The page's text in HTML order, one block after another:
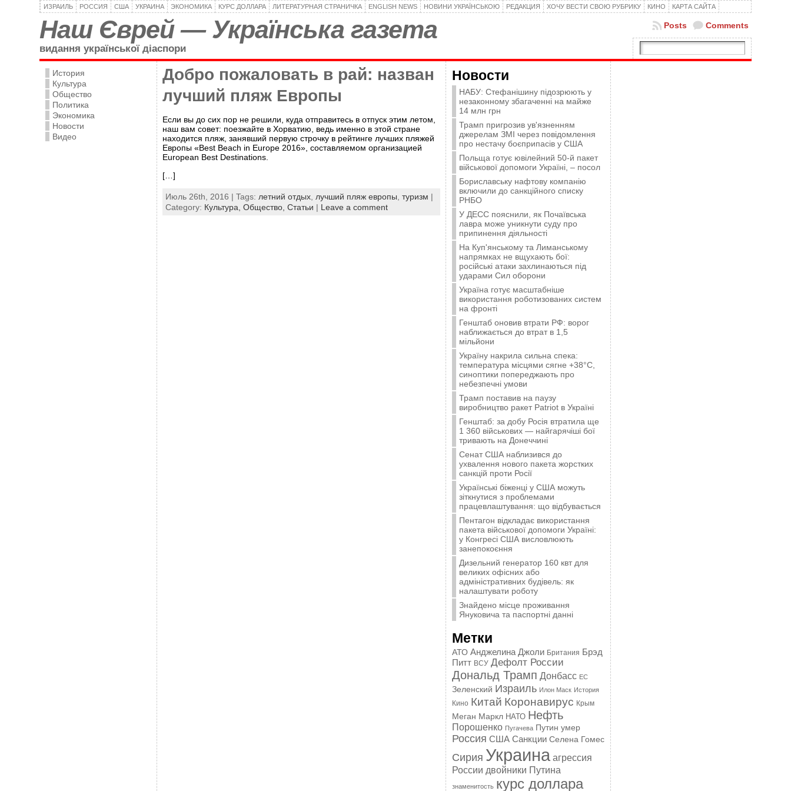
ИЗРАИЛЬ РОССИЯ США УКРАИНА ЭКОНОМИКА КУРС ДОЛЛАРА ЛИТЕРАТУРНАЯ СТРАНИЧКА ENGLISH NEWS НОВИНИ УКРАЇНСЬКОЮ РЕДАКЦИЯ ХОЧУ ВЕСТИ СВОЮ РУБРИКУ КИНО КАРТА САЙТА
Наш Єврей — Українська газета
видання української діаспори
Comments
Posts
История
Культура
Общество
Политика
Экономика
Новости
Видео
Добро пожаловать в рай: назван
лучший пляж Европы
Если вы до сих пор не решили, куда отправитесь в отпуск этим летом,
наш вам совет: поезжайте в Хорватию, ведь именно в этой стране
находится пляж, занявший первую строчку в рейтинге лучших пляжей
Европы «Best Beach in Europe 2016», составляемом организацией
European Best Destinations.
[…]
Июль 26th, 2016 | Tags: летний отдых лучший пляж европы туризм |
Category: Культура, Общество, Статьи | Leave a comment
Новости
НАБУ: Стефанішину підозрюють у
незаконному збагаченні на майже
14 млн грн
Трамп пригрозив ув'язненням
джерелам ЗМІ через повідомлення
про нестачу боєприпасів у США
Польща готує ювілейний 50-й пакет
військової допомоги Україні, – посол
Бориславську нафтову компанію
включили до санкційного списку
РНБО
У ДЕСС пояснили, як Почаївська
лавра може уникнути суду про
припинення діяльності
На Куп'янському та Лиманському
напрямках не вщухають бої:
російські атаки захлинаються під
ударами Сил оборони
Україна готує масштабніше
використання роботизованих систем
на фронті
Генштаб оновив втрати РФ: ворог
наближається до втрат в 1,5
мільйони
Україну накрила сильна спека:
температура місцями сягне +38°C,
синоптики попереджають про
небезпечні умови
Трамп поставив на паузу
виробництво ракет Patriot в Україні
Генштаб: за добу Росія втратила ще
1 360 військових — найгарячіші бої
тривають на Донеччині
Сенат США наблизився до
ухвалення нового пакета жорстких
санкцій проти Росії
Українські біженці у США можуть
зіткнутися з проблемами
працевлаштування: що відбувається
Пентагон відкладає використання
пакета військової допомоги Україні:
у Конгресі США висловлюють
занепокоєння
Дизельний генератор 160 квт для
великих офісних або
адміністративних будівель: як
налаштувати роботу
Знайдено місце проживання
Януковича та паспортні данні
Метки
АТО Анджелина Джоли Британия Брэд
Питт ВСУ Дефолт России
Дональд Трамп Донбасс ЕС
Зеленский Израиль Илон Маск История
Кино Китай Коронавирус Крым
Меган Маркл НАТО Нефть
Порошенко Пугачева Путин умер
Россия США Санкции Селена Гомес
Сирия Украина агрессия
России двойники Путина
знаменитость курс доллара